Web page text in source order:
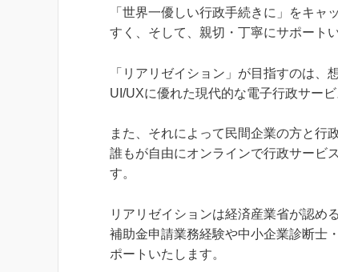
「世界一優しい行政手続きに」をキ
すく、そして、親切・丁寧にサポート
「リアリゼイション」が目指すのは、
UI/UXに優れた現代的な電子行政サービ
また、それによって民間企業の方と行
誰もが自由にオンラインで行政サービ
す。
リアリゼイションは経済産業省が認め
補助金申請業務経験や中小企業診断士
ポートいたします。